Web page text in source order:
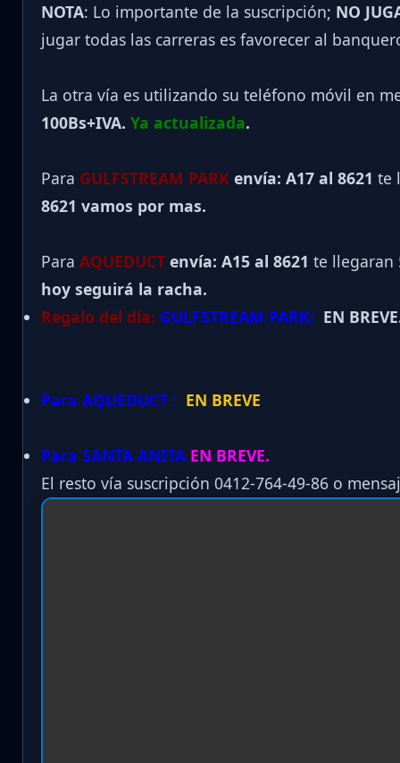
NOTA: Lo importante de la suscripción; NO
jugar todas las carreras es favorecer al
La otra vía es utilizando su teléfono móvil en
100Bs+IVA. Ya actualizada.
Para GULFSTREAM PARK envía: A17 al 8621 te
8621 vamos por mas.
Para AQUEDUCT envía: A15 al 8621 te llegaran
hoy seguirá la racha.
Regalo del día: GULFSTREAM PARK: EN
Para AQUEDUCT : EN BREVE
Para SANTA ANITA EN BREVE.
El resto vía suscripción 0412-764-49-86 o